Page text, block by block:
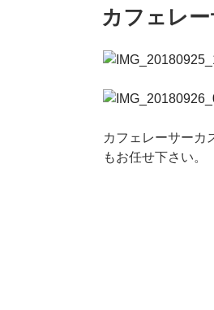
稿
日:
カフェレ
カフェレーサーカ
もお任せ下さい。